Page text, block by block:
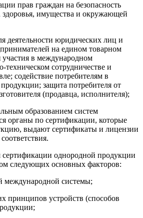
прав граждан на безопасность
имущества и окружающей
деятельности юридических лиц и
на едином товарном
в международном
техническом сотрудничестве и
содействие потребителям в
защита потребителя от
(продавца, исполнителя);
образованием систем
органы по сертификации, которые
выдают сертификаты и лицензии
однородной продукции
следующих основных факторов:
международной системы;
принципов устройств (способов